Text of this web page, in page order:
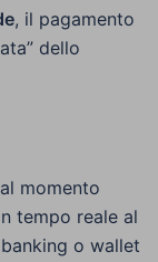
, il pagamento
dello
momento
tempo reale al
o wallet